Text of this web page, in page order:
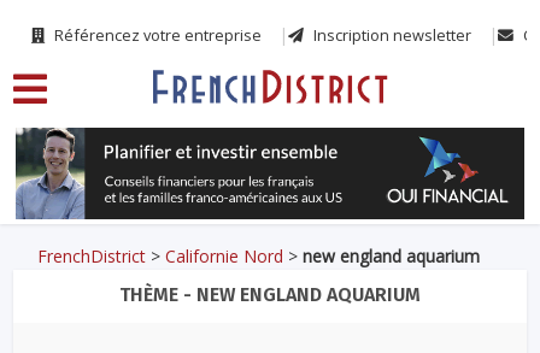
Référencez votre entreprise Inscription newsletter
FrenchDistrict >Californie Nord >new england aquarium
THÈME - NEW ENGLAND AQUARIUM